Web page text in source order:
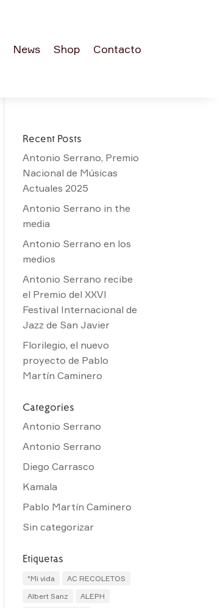
News Shop Contacto
Recent Posts
Antonio Serrano, Premio
Nacional de Músicas
Actuales 2025
Antonio Serrano in the
media
Antonio Serrano en los
medios
Antonio Serrano recibe
el Premio del XXVI
Festival Internacional de
Jazz de San Javier
Florilegio, el nuevo
proyecto de Pablo
Martín Caminero
Categories
Antonio Serrano
Antonio Serrano
Diego Carrasco
Kamala
Pablo Martín Caminero
Sin categorizar
Etiquetas
"Mi vida
AC RECOLETOS
Albert Sanz
ALEPH